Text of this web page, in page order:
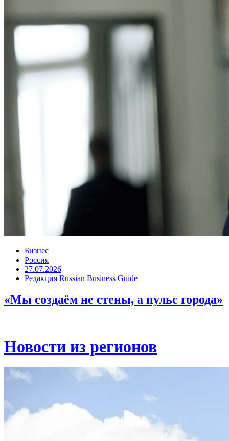
Бизнес
Россия
27.07.2026
Редакция Russian Business Guide
«Мы создаём не стены, а пульс города»
Новости из регионов